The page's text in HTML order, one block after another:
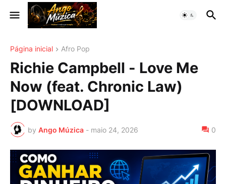
Página inicial Afro Pop
Richie Campbell - Love Me
Now (feat. Chronic Law)
[DOWNLOAD]
by Ango Múzica - maio 24, 2026 0